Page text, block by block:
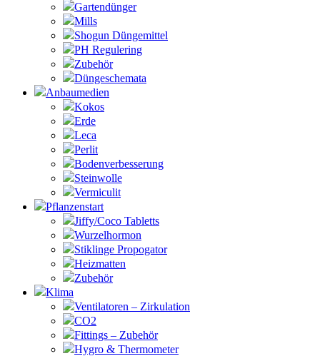
Gartendünger
Mills
Shogun Düngemittel
PH Regulering
Zubehör
Düngeschemata
Anbaumedien
Kokos
Erde
Leca
Perlit
Bodenverbesserung
Steinwolle
Vermiculit
Pflanzenstart
Jiffy/Coco Tabletts
Wurzelhormon
Stiklinge Propogator
Heizmatten
Zubehör
Klima
Ventilatoren – Zirkulation
CO2
Fittings – Zubehör
Hygro & Thermometer